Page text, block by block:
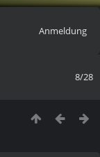
Anmeldung
8/28